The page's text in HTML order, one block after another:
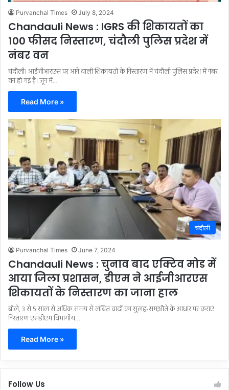
Purvanchal Times July 8, 2024
Chandauli News : IGRS की शिकायतों का
100 फीसद निस्तारण, चंदौली पुलिस प्रदेश में
नंबर वन
चंदौली। आईजीआरएस पर आने वाली शिकायतों के निस्तारण में चंदौली पुलिस प्रदेश में नंबर
वन हो गई है। जून में…
Read More »
चंदौली
Purvanchal Times June 7, 2024
Chandauli News : चुनाव बाद एक्टिव मोड में
आया जिला प्रशासन, डीएम ने आईजीआरएस
शिकायतों के निस्तारण का जाना हाल
बोले, 3 से 5 साल से अधिक समय से लंबित वादों का सुलह-समझौते के आधार पर कराएं
निस्तारण एसडीएम विभागीय…
Read More »
Follow Us